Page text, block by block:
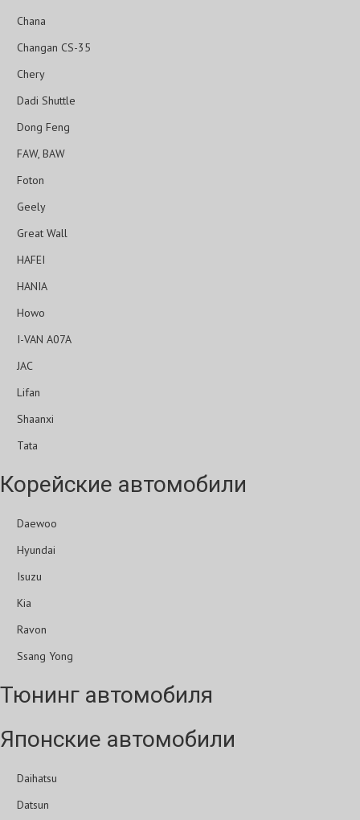
Chana
Changan CS-35
Chery
Dadi Shuttle
Dong Feng
FAW, BAW
Foton
Geely
Great Wall
HAFEI
HANIA
Howo
I-VAN A07A
JAC
Lifan
Shaanxi
Tata
Корейские автомобили
Daewoo
Hyundai
Isuzu
Kia
Ravon
Ssang Yong
Тюнинг автомобиля
Японские автомобили
Daihatsu
Datsun